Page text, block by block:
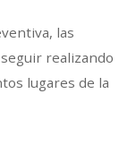
las
realizando
lugares de la